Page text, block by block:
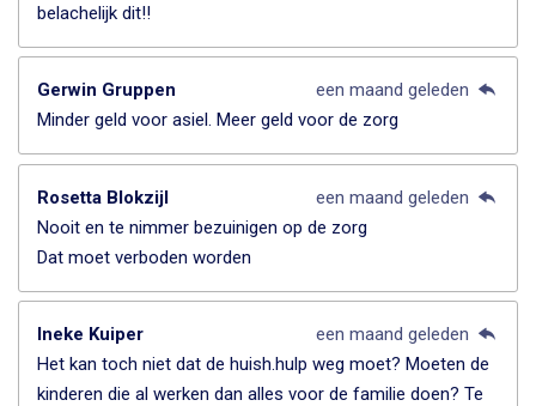
belachelijk dit!!
Gerwin Gruppen
een maand geleden
Minder geld voor asiel. Meer geld voor de zorg
Rosetta Blokzijl
een maand geleden
Nooit en te nimmer bezuinigen op de zorg
Dat moet verboden worden
Ineke Kuiper
een maand geleden
Het kan toch niet dat de huish.hulp weg moet? Moeten de
kinderen die al werken dan alles voor de familie doen? Te